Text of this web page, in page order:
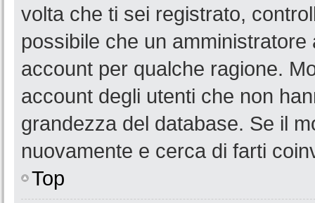
volta che ti sei registrato,
possibile che un
account per qualche ragione.
account degli utenti che non
grandezza del database. Se il
nuovamente e cerca di farti
Top